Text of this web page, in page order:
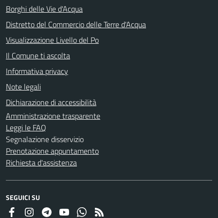
Borghi delle Vie d'Acqua
Distretto del Commercio delle Terre d'Acqua
Visualizzazione Livello del Po
Il Comune ti ascolta
Informativa privacy
Note legali
Dichiarazione di accessibilità
Amministrazione trasparente
Leggi le FAQ
Segnalazione disservizio
Prenotazione appuntamento
Richiesta d'assistenza
SEGUICI SU